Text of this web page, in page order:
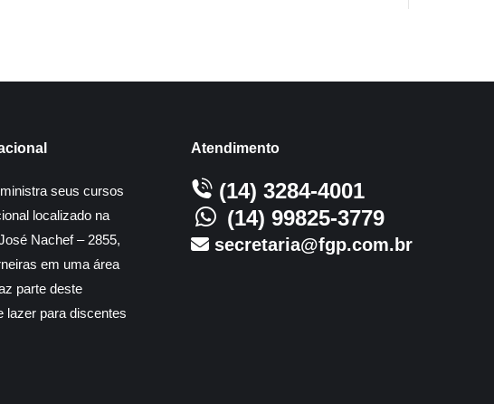
ministra seus cursos
localizado na
Nachef – 2855,
em uma área
parte deste
lazer para discentes
Atendimento
(14) 3284-4001
(14) 99825-3779
secretaria@fgp.com.br